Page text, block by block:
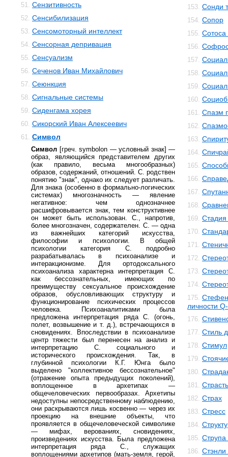
51. Сензитивность
52. Сенсибилизация
53. Сенсомоторный интеллект
54. Сенсорная депривация
55. Сенсуализм
56. Сеченов Иван Михайлович
57. Сеюнкция
58. Сигнальные системы
59. Сиденгама хорея
60. Сикорский Иван Алексеевич
61. Символ
Символ [греч. symbolon — условный знак] —
образ, являющийся представителем других
(как правило, весьма многообразных)
образов, содержаний, отношений. С. родствен
понятию "знак", однако их следует различать.
Для знака (особенно в формально-логических
системах) многозначность — явление
негативное: чем однозначнее
расшифровывается знак, тем конструктивнее
он может быть использован. С., напротив,
более многозначен, содержателен. С. — одна
из важнейших категорий искусства,
философии и психологии. В общей
психологии категория С. подробно
разрабатывалась в психоанализе и
интеракционизме. Для ортодоксального
психоанализа характерна интерпретация С.
как бессознательных, имеющих по
преимуществу сексуальное происхождение
образов, обусловливающих структуру и
функционирование психических процессов
человека. Психоаналитиками была
предложена интерпретация ряда С. (огонь,
полет, возвышение и т. д.), встречающихся в
сновидениях. Впоследствии в психоанализе
центр тяжести был перенесен на анализ и
интерпретацию С. социального и
исторического происхождения. Так, в
глубинной психологии К.Г. Юнга было
выделено "коллективное бессознательное"
(отражение опыта предыдущих поколений),
воплощенное в архетипах —
общечеловеческих первообразах. Архетипы
недоступны непосредственному наблюдению,
они раскрываются лишь косвенно — через их
проекцию на внешние объекты, что
проявляется в общечеловеческой символике
— мифах, верованиях, сновидениях,
произведениях искусства. Была предложена
интерпретация ряда С., служащих
воплощениями архетипов (мать-земля, герой,
153. Сонди
154. Сопор
155.
156.
157.
158.
159.
160.
161. Спазм
162.
163.
164.
165.
166.
167.
168.
169. Стадия
170.
171.
172.
173.
174.
175.
личности
176.
177. Стиль
178. Стимул
179.
180.
181. Страсть
182. Страх
183. Стресс
184.
185.
186.